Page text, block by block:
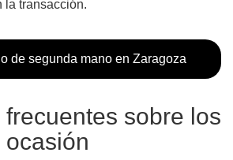
la transacción.
de segunda mano en Zaragoza
sobre los